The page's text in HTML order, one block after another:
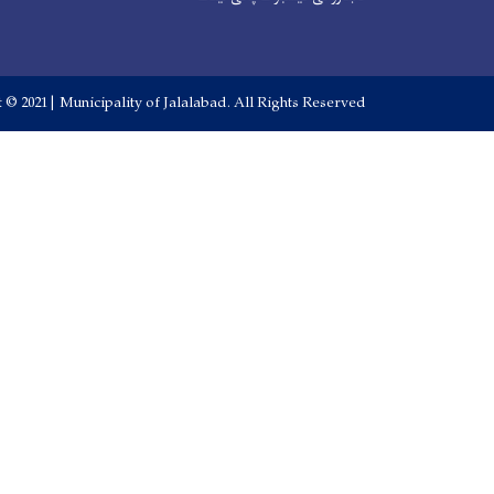
2021 | Municipality of Jalalabad. All Rights Reserved